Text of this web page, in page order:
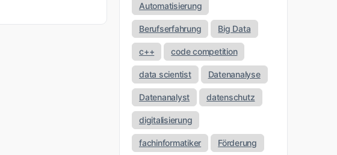
Automatisierung
Berufserfahrung Big Data
c++ code competition
data scientist Datenanalyse
Datenanalyst datenschutz
digitalisierung
fachinformatiker Förderung